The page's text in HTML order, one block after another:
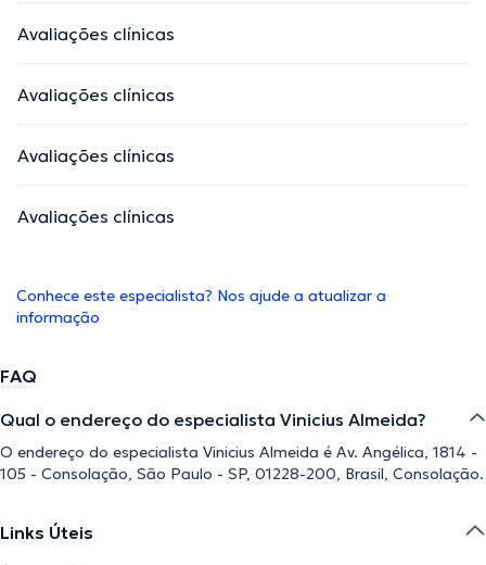
Avaliações clínicas
Avaliações clínicas
Avaliações clínicas
Avaliações clínicas
Conhece este especialista? Nos ajude a atualizar a
informação
FAQ
Qual o endereço do especialista Vinicius Almeida?
O endereço do especialista Vinicius Almeida é Av. Angélica, 1814 -
105 - Consolação, São Paulo - SP, 01228-200, Brasil, Consolação.
Links Úteis